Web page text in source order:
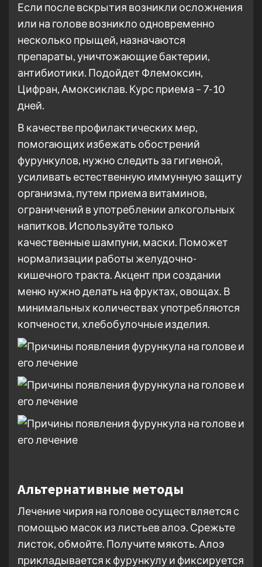
Если после вскрытия возникли осложнения
или на голове возникло одновременно
несколько прыщей, назначаются
препараты, уничтожающие бактерии,
антибиотики. Подойдет Флемоксин,
Цифран, Амоксиклав. Курс приема – 7-10
дней.
В качестве профилактических мер,
помогающих избежать обострений
фурункулов, нужно следить за гигиеной,
усиливать естественную иммунную защиту
организма, путем приема витаминов,
ограничений в употреблении алкогольных
напитков. Используйте только
качественные шампуни, маски. Поможет
нормализации работы желудочно-
кишечного тракта. Акцент при создании
меню нужно делать на фруктах, овощах. В
минимальных количествах употребляются
копчености, хлебобулочные изделия.
Альтернативные методы
Лечение чирия на голове осуществляется с
помощью масок из листьев алоэ. Срежьте
листок, обмойте. Получите мякоть. Алоэ
прикладывается к фурункулу и фиксируется